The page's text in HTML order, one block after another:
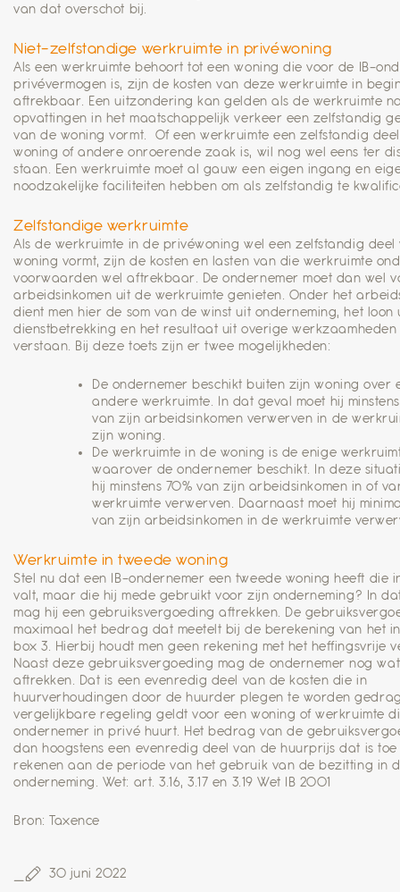
van dat overschot bij.
Niet-zelfstandige werkruimte in privéwoning
Als een werkruimte behoort tot een woning die voor de IB-
privévermogen is, zijn de kosten van deze werkruimte in
aftrekbaar. Een uitzondering kan gelden als de werkruimte
opvattingen in het maatschappelijk verkeer een zelfstandig
van de woning vormt. Of een werkruimte een zelfstandig
woning of andere onroerende zaak is, wil nog wel eens ter
staan. Een werkruimte moet al gauw een eigen ingang en
noodzakelijke faciliteiten hebben om als zelfstandig te
Zelfstandige werkruimte
Als de werkruimte in de privéwoning wel een zelfstandig deel
woning vormt, zijn de kosten en lasten van die werkruimte
voorwaarden wel aftrekbaar. De ondernemer moet dan wel
arbeidsinkomen uit de werkruimte genieten. Onder het
dient men hier de som van de winst uit onderneming, het loon
dienstbetrekking en het resultaat uit overige werkzaamheden
verstaan. Bij deze toets zijn er twee mogelijkheden:
De ondernemer beschikt buiten zijn woning over
andere werkruimte. In dat geval moet hij
van zijn arbeidsinkomen verwerven in de
zijn woning.
De werkruimte in de woning is de enige
waarover de ondernemer beschikt. In deze
hij minstens 70% van zijn arbeidsinkomen in of
werkruimte verwerven. Daarnaast moet hij
van zijn arbeidsinkomen in de werkruimte
Werkruimte in tweede woning
Stel nu dat een IB-ondernemer een tweede woning heeft die
valt, maar die hij mede gebruikt voor zijn onderneming? In
mag hij een gebruiksvergoeding aftrekken. De
maximaal het bedrag dat meetelt bij de berekening van het
box 3. Hierbij houdt men geen rekening met het heffingsvrije
Naast deze gebruiksvergoeding mag de ondernemer nog wat
aftrekken. Dat is een evenredig deel van de kosten die in
huurverhoudingen door de huurder plegen te worden
vergelijkbare regeling geldt voor een woning of werkruimte
ondernemer in privé huurt. Het bedrag van de
dan hoogstens een evenredig deel van de huurprijs dat is toe
rekenen aan de periode van het gebruik van de bezitting in
onderneming. Wet: art. 3.16, 3.17 en 3.19 Wet IB 2001
Bron: Taxence
30 juni 2022